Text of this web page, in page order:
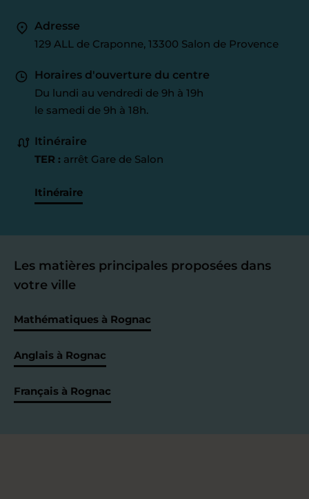
Adresse
129 ALL de Craponne, 13300 Salon de Provence
Horaires d'ouverture du centre
Du lundi au vendredi de 9h à 19h
le samedi de 9h à 18h.
Itinéraire
TER : arrêt Gare de Salon
Itinéraire
Les matières principales proposées dans
votre ville
Mathématiques à Rognac
Anglais à Rognac
Français à Rognac